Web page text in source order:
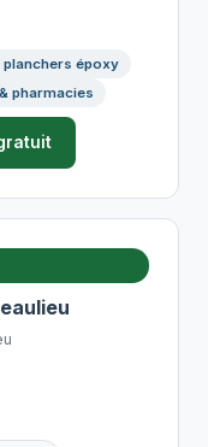
planchers époxy
pharmacies